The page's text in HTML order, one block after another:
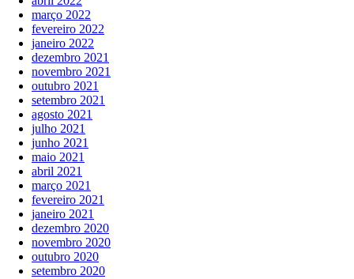
março 2022
fevereiro 2022
janeiro 2022
dezembro 2021
novembro 2021
outubro 2021
setembro 2021
agosto 2021
julho 2021
junho 2021
maio 2021
abril 2021
março 2021
fevereiro 2021
janeiro 2021
dezembro 2020
novembro 2020
outubro 2020
setembro 2020